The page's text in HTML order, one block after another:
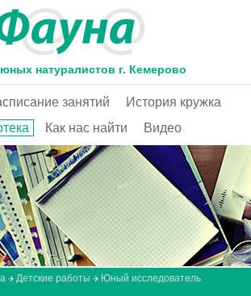
натуралистов г. Кемерово
занятий
История кружка
Как нас найти Видео
Детские работы
Юный исследователь